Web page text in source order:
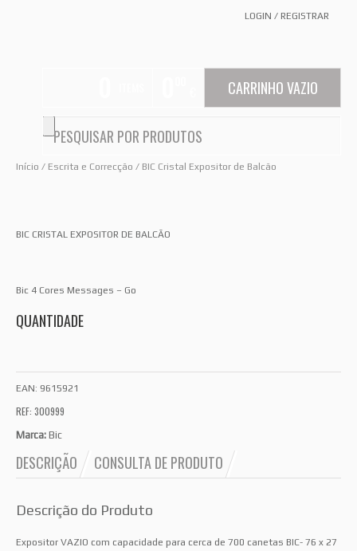
LOGIN / REGISTRAR
CARRINHO VAZIO
Início / Escrita e Correcção / BIC Cristal Expositor de Balcão
BIC CRISTAL EXPOSITOR DE BALCÃO
Bic 4 Cores Messages – Go
QUANTIDADE
EAN: 9615921
REF: 300999
Marca: Bic
DESCRIÇÃO CONSULTA DE PRODUTO
Descrição do Produto
Expositor VAZIO com capacidade para cerca de 700 canetas BIC- 76 x 27